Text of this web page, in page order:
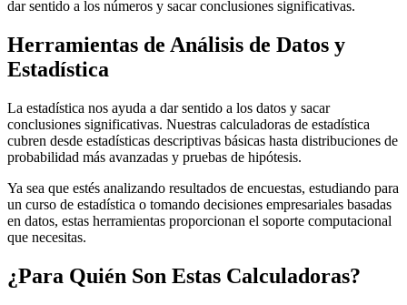
dar sentido a los números y sacar conclusiones significativas.
Herramientas de Análisis de Datos y
Estadística
La estadística nos ayuda a dar sentido a los datos y sacar
conclusiones significativas. Nuestras calculadoras de estadística
cubren desde estadísticas descriptivas básicas hasta distribuciones de
probabilidad más avanzadas y pruebas de hipótesis.
Ya sea que estés analizando resultados de encuestas, estudiando para
un curso de estadística o tomando decisiones empresariales basadas
en datos, estas herramientas proporcionan el soporte computacional
que necesitas.
¿Para Quién Son Estas Calculadoras?